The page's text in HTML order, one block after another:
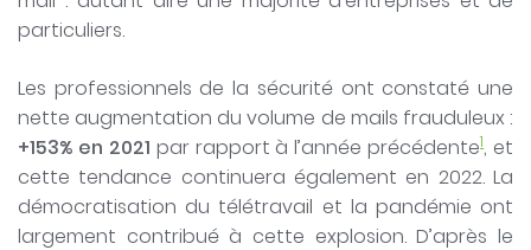
particuliers.
Les professionnels de la sécurité ont constaté une
nette augmentation du volume de mails frauduleux :
+153% en 2021 par rapport à l’année précédente1, et
cette tendance continuera également en 2022. La
démocratisation du télétravail et la pandémie ont
largement contribué à cette explosion. D’après le